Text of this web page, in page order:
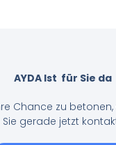
AYDA Ist für Sie da
Chance zu
Sie gerade jetzt